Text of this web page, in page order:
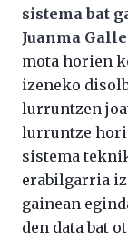
sistema bat
Juanma
mota horien
izeneko
lurruntzen
lurruntze hori
sistema
erabilgarria
gainean
den data bat